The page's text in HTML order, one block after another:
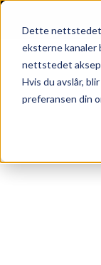
Dette nettstedet
eksterne kanaler
nettstedet
Hvis du avslår,
preferansen din
Skip to main